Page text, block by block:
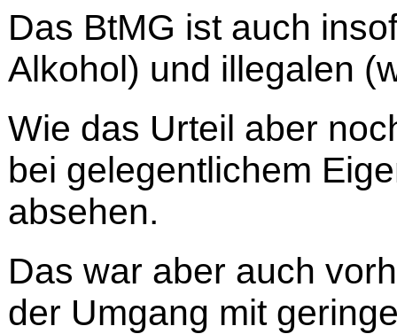
Das BtMG ist auch
Alkohol) und illegalen
Wie das Urteil aber
bei gelegentlichem
absehen.
Das war aber auch
der Umgang mit